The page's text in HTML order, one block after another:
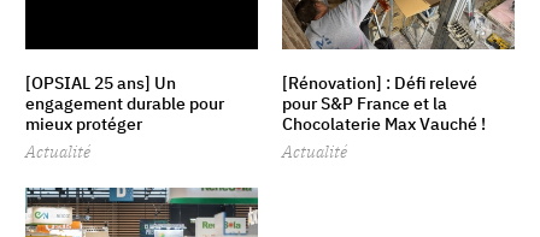
[OPSIAL 25 ans] Un
engagement durable pour
mieux protéger
Actualité
[Rénovation] : Défi relevé
pour S&P France et la
Chocolaterie Max Vauché !
Actualité